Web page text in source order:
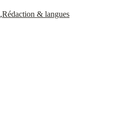
,Rédaction & langues